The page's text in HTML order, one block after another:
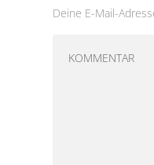
Deine E-Mail-